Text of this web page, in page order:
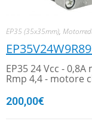
EP35 (35x35mm),
EP35 24 Vcc -
Rmp 4,4 - motore
200,00€